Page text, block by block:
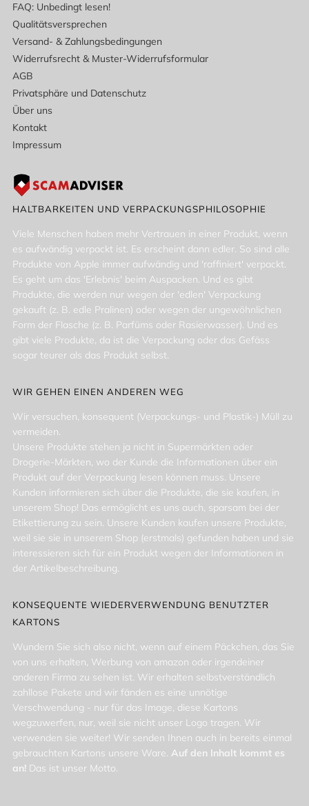
FAQ: Unbedingt lesen!
Qualitätsversprechen
Versand- & Zahlungsbedingungen
Widerrufsrecht & Muster-Widerrufsformular
AGB
Privatsphäre und Datenschutz
Über uns
Kontakt
Impressum
HALTBARKEITEN UND VERPACKUNGSPHILOSOPHIE
Viele Menschen haben mehr Vertrauen in einer Produkt, wenn
es aufwändig verpackt ist. Es erscheint dann edler. So sind alle
Produkte von Apple immer aufwändig und 'raffiniert' verpackt.
Es geht um das 'Erlebnis' beim Auspacken. Und es gibt
Produkte, die werden nur wegen der 'edlen' Verpackung
gekauft (z. B. edle Pralinen) oder wegen der ungewöhnlichen
Form der Flasche (z. B. Parfüms oder Rasierwasser). Und es
gibt viele Produkte, da ist die Verpackung oder das Gefäss
sogar teurer als das Produkt selbst.
WIR GEHEN EINEN ANDEREN WEG
Wir versuchen, konsequent (Verpackungs- und Plastik-) Müll zu
vermeiden.
Unsere Produkte stehen ja nicht in Supermärkten oder
Drogerie-Märkten, wo der Kunde die Informationen über ein
Produkt auf der Verpackung lesen können muss. Unsere
Kunden informieren sich über die Produkte, die sie kaufen, in
unserem Shop! Das ermöglicht es uns auch, sparsam bei der
Etikettierung zu sein. Unsere Kunden kaufen unsere Produkte,
weil sie sie in unserem Shop (erstmals) gefunden haben und sie
interessieren sich für ein Produkt wegen der Informationen in
der Artikelbeschreibung.
KONSEQUENTE WIEDERVERWENDUNG BENUTZTER
KARTONS
Wundern Sie sich also nicht, wenn auf einem Päckchen, das Sie
von uns erhalten, Werbung von amazon oder irgendeiner
anderen Firma zu sehen ist. Wir erhalten selbstverständlich
zahllose Pakete und wir fänden es eine unnötige
Verschwendung - nur für das Image, diese Kartons
wegzuwerfen, nur, weil sie nicht unser Logo tragen. Wir
verwenden sie weiter! Wir senden Ihnen auch in bereits einmal
gebrauchten Kartons unsere Ware. Auf den Inhalt kommt es
an! Das ist unser Motto.